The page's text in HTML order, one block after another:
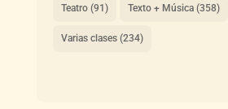
Teatro(91) Texto + Música(358)
Varias clases(234)